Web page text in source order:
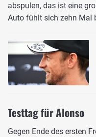
abspulen, das ist eine
Auto fühlt sich zehn Mal
Testtag für Alonso
Gegen Ende des ersten